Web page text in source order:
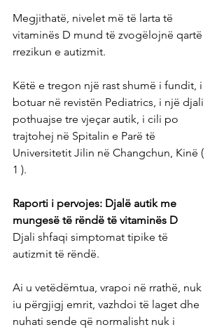
Megjithatë, nivelet më të larta të
vitaminës D mund të zvogëlojnë qartë
rrezikun e autizmit.
Këtë e tregon një rast shumë i fundit, i
botuar në revistën Pediatrics, i një djali
pothuajse tre vjeçar autik, i cili po
trajtohej në Spitalin e Parë të
Universitetit Jilin në Changchun, Kinë (
1 ).
Raporti i pervojes: Djalë autik me
mungesë të rëndë të vitaminës D
Djali shfaqi simptomat tipike të
autizmit të rëndë.
Ai u vetëdëmtua, vrapoi në rrathë, nuk
iu përgjigj emrit, vazhdoi të laget dhe
nuhati sende që normalisht nuk i